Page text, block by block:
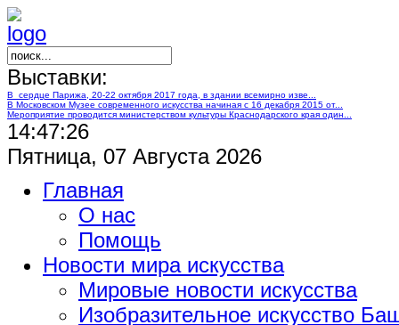
Выставки:
В сердце Парижа, 20-22 октября 2017 года, в здании всемирно изве...
В Московском Музее современного искусства начиная с 16 декабря 2015 от...
Мероприятие проводится министерством культуры Краснодарского края один...
14:47:26
Пятница, 07 Августа 2026
Главная
О нас
Помощь
Новости мира искусства
Мировые новости искусства
Изобразительное искусство